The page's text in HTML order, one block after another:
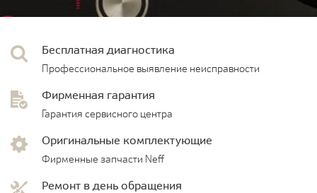
Бесплатная диагностика
Профессиональное выявление неисправности
Фирменная гарантия
Гарантия сервисного центра
Оригинальные комплектующие
Фирменные запчасти Neff
Ремонт в день обращения